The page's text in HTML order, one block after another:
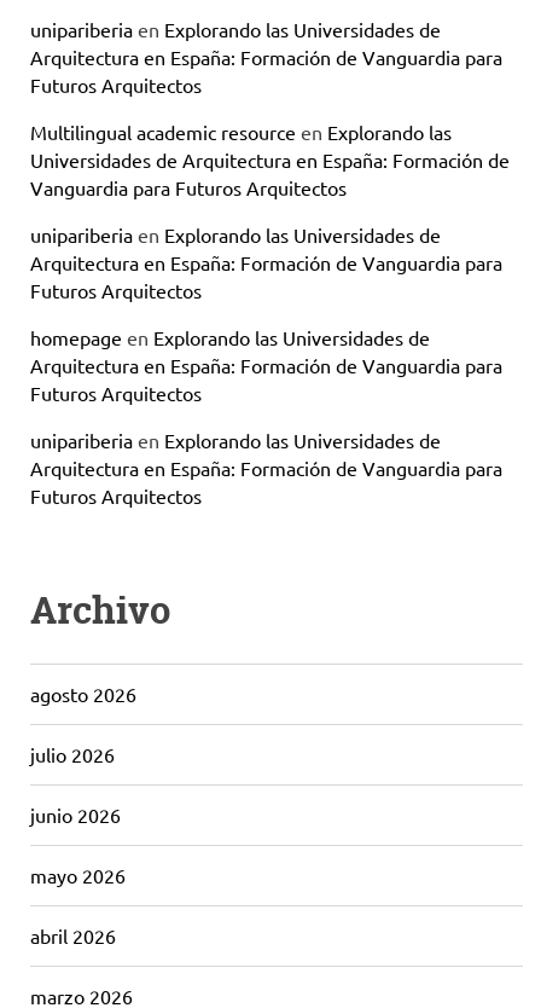
unipariberia en Explorando las Universidades de
Arquitectura en España: Formación de Vanguardia para
Futuros Arquitectos
Multilingual academic resource en Explorando las
Universidades de Arquitectura en España: Formación de
Vanguardia para Futuros Arquitectos
unipariberia en Explorando las Universidades de
Arquitectura en España: Formación de Vanguardia para
Futuros Arquitectos
homepage en Explorando las Universidades de
Arquitectura en España: Formación de Vanguardia para
Futuros Arquitectos
unipariberia en Explorando las Universidades de
Arquitectura en España: Formación de Vanguardia para
Futuros Arquitectos
Archivo
agosto 2026
julio 2026
junio 2026
mayo 2026
abril 2026
marzo 2026